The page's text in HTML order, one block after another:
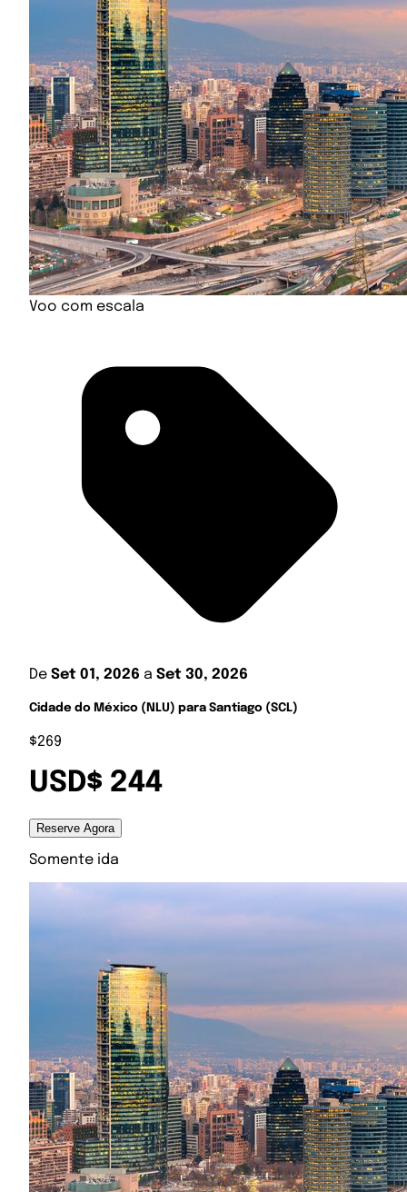
Voo com escala
De Set 01, 2026 a Set 30, 2026
Cidade do México (NLU) para Santiago (SCL)
$269
USD$ 244
Reserve Agora
Somente ida